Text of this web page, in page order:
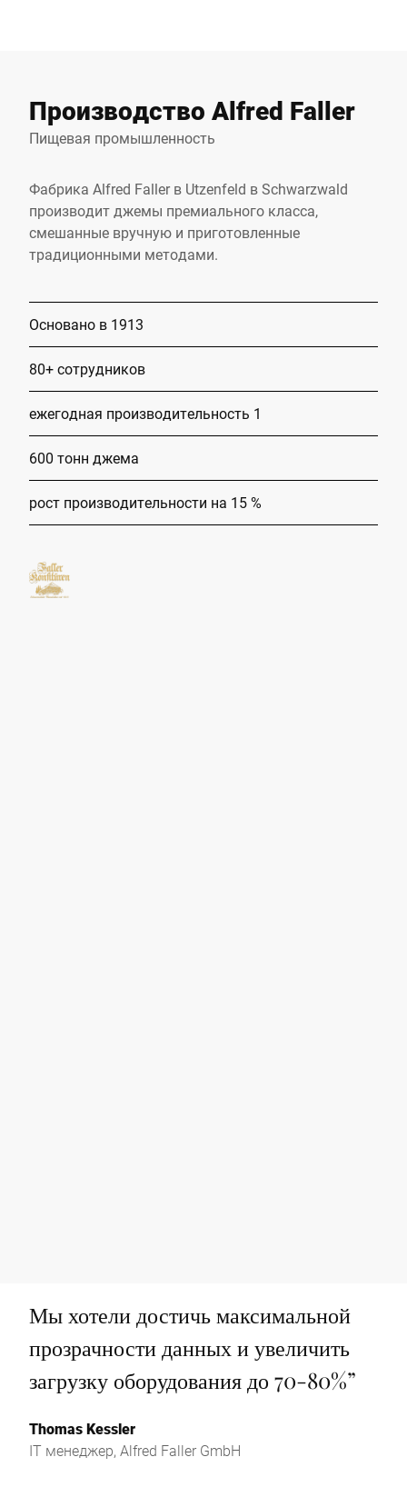
Производство Alfred Faller
Пищевая промышленность
Фабрика Alfred Faller в Utzenfeld в Schwarzwald
производит джемы премиального класса,
смешанные вручную и приготовленные
традиционными методами.
Основано в 1913
80+ сотрудников
ежегодная производительность 1
600 тонн джема
рост производительности на 15 %
Мы хотели достичь максимальной
прозрачности данных и увеличить
загрузку оборудования до 70-80%”
Thomas Kessler
IT менеджер, Alfred Faller GmbH